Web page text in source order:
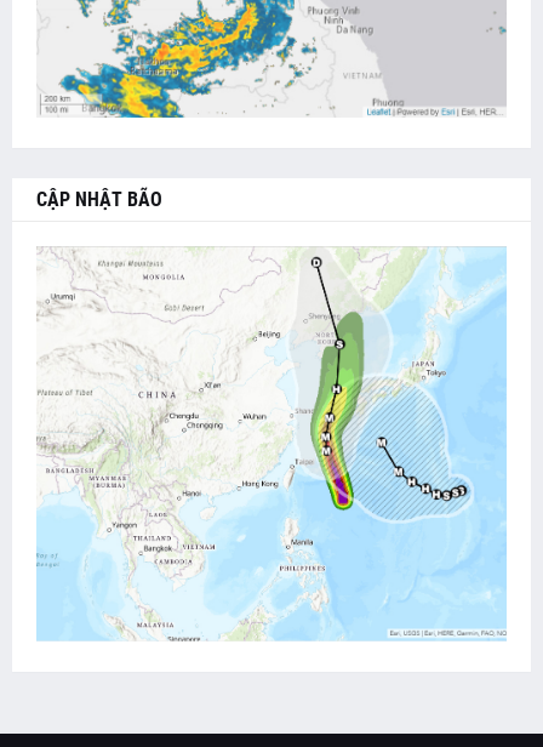
CẬP NHẬT BÃO